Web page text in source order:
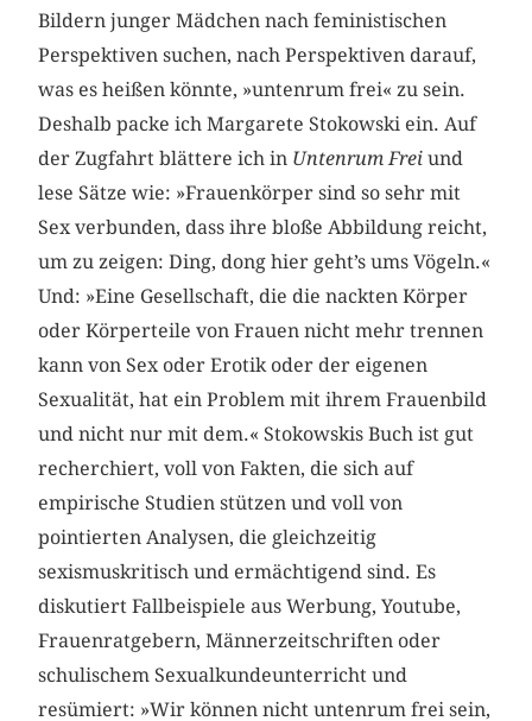
Bildern junger Mädchen nach feministischen
Perspektiven suchen, nach Perspektiven darauf,
was es heißen könnte, »untenrum frei« zu sein.
Deshalb packe ich Margarete Stokowski ein. Auf
der Zugfahrt blättere ich in Untenrum Frei und
lese Sätze wie: »Frauenkörper sind so sehr mit
Sex verbunden, dass ihre bloße Abbildung reicht,
um zu zeigen: Ding, dong hier geht’s ums Vögeln.«
Und: »Eine Gesellschaft, die die nackten Körper
oder Körperteile von Frauen nicht mehr trennen
kann von Sex oder Erotik oder der eigenen
Sexualität, hat ein Problem mit ihrem Frauenbild
und nicht nur mit dem.« Stokowskis Buch ist gut
recherchiert, voll von Fakten, die sich auf
empirische Studien stützen und voll von
pointierten Analysen, die gleichzeitig
sexismuskritisch und ermächtigend sind. Es
diskutiert Fallbeispiele aus Werbung, Youtube,
Frauenratgebern, Männerzeitschriften oder
schulischem Sexualkundeunterricht und
resümiert: »Wir können nicht untenrum frei sein,